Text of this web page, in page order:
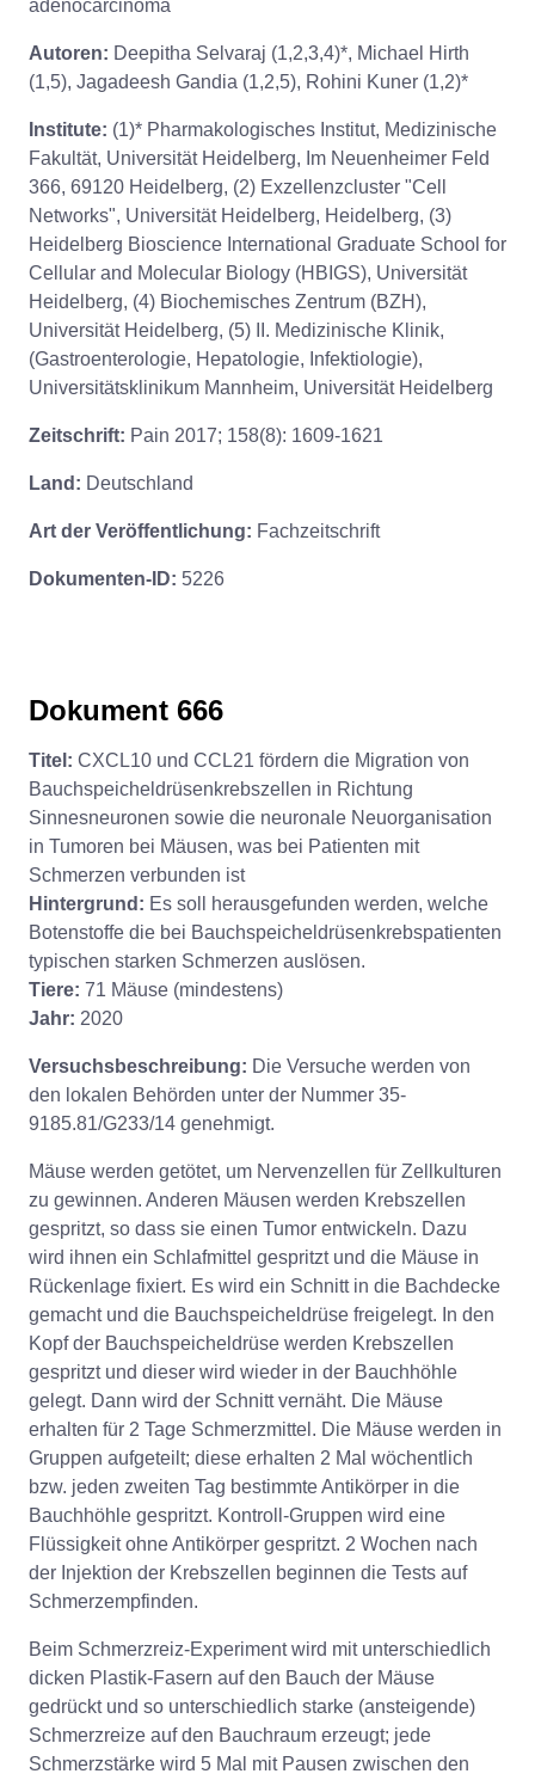
adenocarcinoma
Autoren: Deepitha Selvaraj (1,2,3,4)*, Michael Hirth
(1,5), Jagadeesh Gandia (1,2,5), Rohini Kuner (1,2)*
Institute: (1)* Pharmakologisches Institut, Medizinische
Fakultät, Universität Heidelberg, Im Neuenheimer Feld
366, 69120 Heidelberg, (2) Exzellenzcluster "Cell
Networks", Universität Heidelberg, Heidelberg, (3)
Heidelberg Bioscience International Graduate School for
Cellular and Molecular Biology (HBIGS), Universität
Heidelberg, (4) Biochemisches Zentrum (BZH),
Universität Heidelberg, (5) II. Medizinische Klinik,
(Gastroenterologie, Hepatologie, Infektiologie),
Universitätsklinikum Mannheim, Universität Heidelberg
Zeitschrift: Pain 2017; 158(8): 1609-1621
Land: Deutschland
Art der Veröffentlichung: Fachzeitschrift
Dokumenten-ID: 5226
Dokument 666
Titel: CXCL10 und CCL21 fördern die Migration von
Bauchspeicheldrüsenkrebszellen in Richtung
Sinnesneuronen sowie die neuronale Neuorganisation
in Tumoren bei Mäusen, was bei Patienten mit
Schmerzen verbunden ist
Hintergrund: Es soll herausgefunden werden, welche
Botenstoffe die bei Bauchspeicheldrüsenkrebspatienten
typischen starken Schmerzen auslösen.
Tiere: 71 Mäuse (mindestens)
Jahr: 2020
Versuchsbeschreibung: Die Versuche werden von
den lokalen Behörden unter der Nummer 35-
9185.81/G233/14 genehmigt.
Mäuse werden getötet, um Nervenzellen für Zellkulturen
zu gewinnen. Anderen Mäusen werden Krebszellen
gespritzt, so dass sie einen Tumor entwickeln. Dazu
wird ihnen ein Schlafmittel gespritzt und die Mäuse in
Rückenlage fixiert. Es wird ein Schnitt in die Bachdecke
gemacht und die Bauchspeicheldrüse freigelegt. In den
Kopf der Bauchspeicheldrüse werden Krebszellen
gespritzt und dieser wird wieder in der Bauchhöhle
gelegt. Dann wird der Schnitt vernäht. Die Mäuse
erhalten für 2 Tage Schmerzmittel. Die Mäuse werden in
Gruppen aufgeteilt; diese erhalten 2 Mal wöchentlich
bzw. jeden zweiten Tag bestimmte Antikörper in die
Bauchhöhle gespritzt. Kontroll-Gruppen wird eine
Flüssigkeit ohne Antikörper gespritzt. 2 Wochen nach
der Injektion der Krebszellen beginnen die Tests auf
Schmerzempfinden.
Beim Schmerzreiz-Experiment wird mit unterschiedlich
dicken Plastik-Fasern auf den Bauch der Mäuse
gedrückt und so unterschiedlich starke (ansteigende)
Schmerzreize auf den Bauchraum erzeugt; jede
Schmerzstärke wird 5 Mal mit Pausen zwischen den